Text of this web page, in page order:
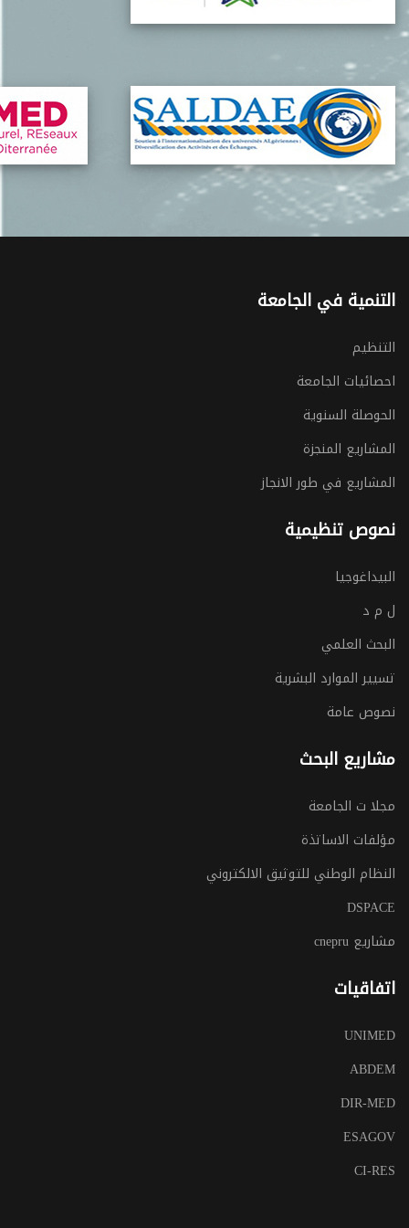
التنمية في الجامعة
التنظيم
احصائيات الجامعة
الحوصلة السنوية
المشاريع المنجزة
المشاريع في طور الانجاز
نصوص تنظيمية
البيداغوجيا
ل م د
البحث العلمي
تسيير الموارد البشرية
نصوص عامة
مشاريع البحث
مجلا ت الجامعة
مؤلفات الاساتذة
النظام الوطني للتوثيق الالكتروني
DSPACE
مشاريع cnepru
اتفاقيات
UNIMED
ABDEM
DIR-MED
ESAGOV
CI-RES